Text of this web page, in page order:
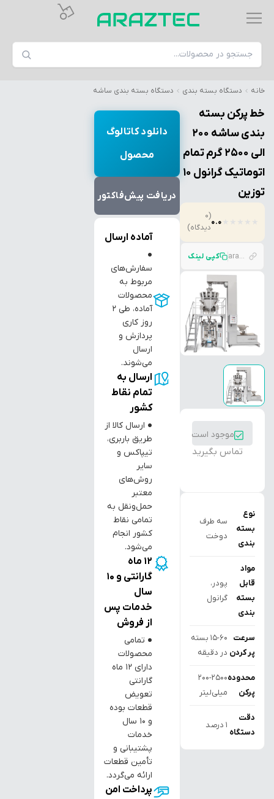
خانه دستگاه بسته بندی دستگاه بسته بندی ساشه
خط پرکن بسته
بندی ساشه 200
الی 2500 گرم تمام
اتوماتیک گرانول 10
توزین
0.0
(0
دیدگاه)
araztec.com/p/%D8%AE%D8%B7-%D8%A8%D8%B3%D8%AA%D9%87-%D8%A8%D9%86%D8%AF%DB%8C-%DA%A9%D8%A7%D9%85%D9%84-%D8%A7%D8%AA%D9%88%D9%85%D8%A7%D8%AA%DB%8C%DA%A9-%DA%AF%D8%B1%D8%A7%D9%86%D9%88%D9%84-10-%D8%AA%D9%88%D8%B2 کپی لینک
موجود است
تماس بگیرید
نوع
بسته
بندی
سه طرف
دوخت
مواد
قابل
بسته
بندی
پودر،
گرانول
سرعت
پر کردن
15-60 بسته
در دقیقه
محدوده
پرکن
200-2500
میلی‌لیتر
دقت
دستگاه
1 درصد
آماده ارسال
●
سفارش‌های
مربوط به
محصولات
آماده، طی ۲
روز کاری
پردازش و
ارسال
می‌شوند.
ارسال به
تمام نقاط
کشور
● ارسال کالا از
طریق باربری،
تیپاکس و
سایر
روش‌های
معتبر
حمل‌ونقل به
تمامی نقاط
کشور انجام
می‌شود.
12 ماه
گارانتی و 10
سال
خدمات پس
از فروش
● تمامی
محصولات
دارای ۱۲ ماه
گارانتی
تعویض
قطعات بوده
و ۱۰ سال
خدمات
پشتیبانی و
تأمین قطعات
ارائه می‌گردد.
پرداخت امن
دانلود کاتالوگ
محصول
دریافت پیش‌فاکتور